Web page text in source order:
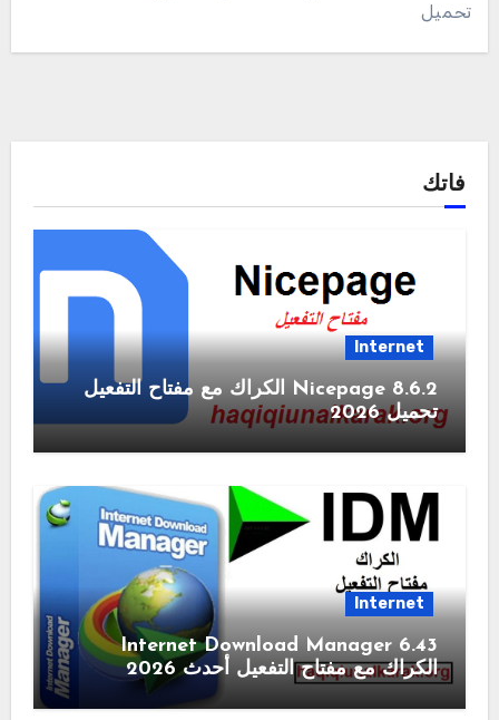
تحميل
فاتك
Internet
Nicepage 8.6.2 الكراك مع مفتاح التفعيل
تحميل 2026
Internet
6.43 Internet Download Manager
الكراك مع مفتاح التفعيل أحدث 2026